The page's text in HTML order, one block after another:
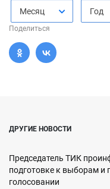
Месяц Год
Поделиться
ДРУГИЕ НОВОСТИ
Председатель ТИК
подготовке к выборам и
голосовании